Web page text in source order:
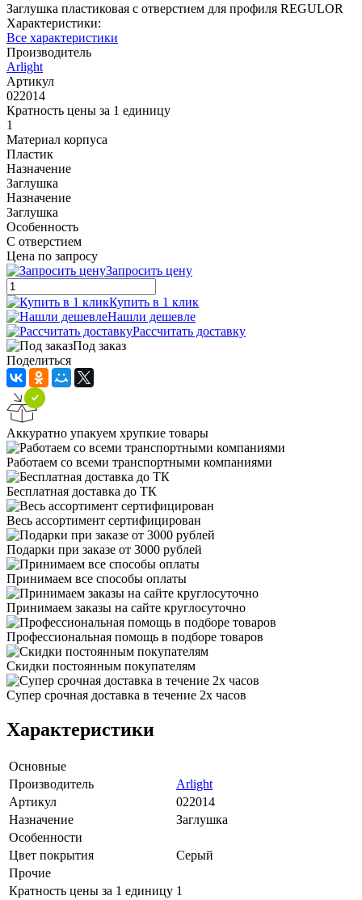
Заглушка пластиковая с отверстием для профиля REGULOR
Характеристики:
Все характеристики
Производитель
Arlight
Артикул
022014
Кратность цены за 1 единицу
1
Материал корпуса
Пластик
Назначение
Заглушка
Назначение
Заглушка
Особенность
С отверстием
Цена по запросу
Запросить цену
Купить в 1 клик
Нашли дешевле
Рассчитать доставку
Под заказ
Поделиться
Аккуратно упакуем хрупкие товары
Работаем со всеми транспортными компаниями
Бесплатная доставка до ТК
Весь ассортимент сертифицирован
Подарки при заказе от 3000 рублей
Принимаем все способы оплаты
Принимаем заказы на сайте круглосуточно
Профессиональная помощь в подборе товаров
Скидки постоянным покупателям
Супер срочная доставка в течение 2х часов
Характеристики
Основные
Производитель
Arlight
Артикул
022014
Назначение
Заглушка
Особенности
Цвет покрытия
Серый
Прочие
Кратность цены за 1 единицу 1